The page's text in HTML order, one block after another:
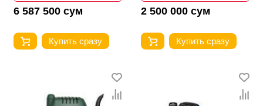
6 587 500 сум
Купить сразу
2 500 000 сум
Купить сразу